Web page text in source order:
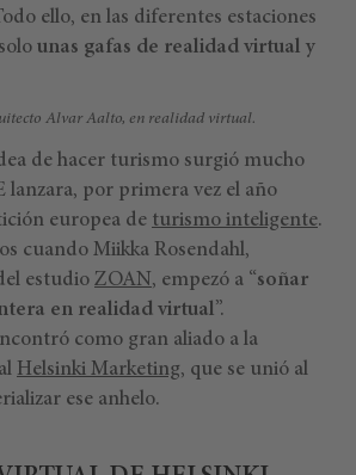
ello, en las diferentes estaciones
unas gafas de realidad virtual y
Alvar Aalto, en realidad virtual.
de hacer turismo surgió mucho
lanzara, por primera vez el año
europea de turismo inteligente.
cuando Miikka Rosendahl,
estudio ZOAN, empezó a “soñar
en realidad virtual”.
como gran aliado a la
Helsinki Marketing, que se unió al
ese anhelo.